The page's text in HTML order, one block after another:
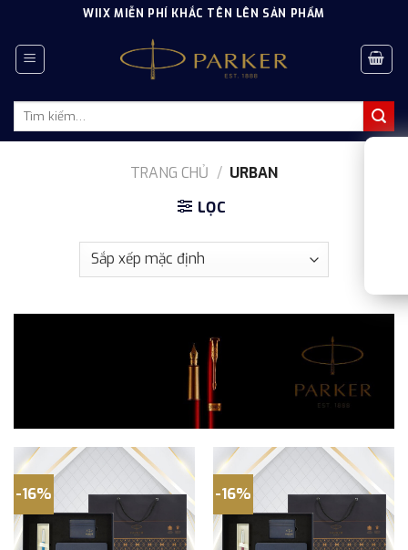
content
WIIX MIỄN PHÍ KHẮC TÊN LÊN SẢN PHẨM
Tìm
TRANG CHỦ / URBAN
LỌC
-16% -16%